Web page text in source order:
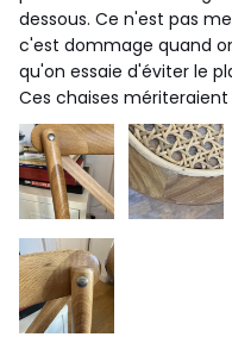
dessous. Ce n'est pas
c'est dommage quand
qu'on essaie d'éviter le
Ces chaises